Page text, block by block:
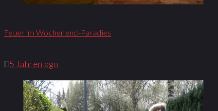
Feuer im Wochenend-Paradies
5 Jahren ago